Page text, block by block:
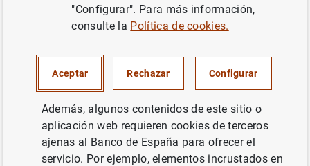
POLÍTICA MONETARIA SITUACIÓN ECONÓMICA
Evolución monetaria de la zona del euro:
julio 2007 (31KB)
"Configurar". Para más información,
consulte la Política de cookies.
Aceptar Rechazar Configurar
Además, algunos contenidos de este sitio o
aplicación web requieren cookies de terceros
ajenas al Banco de España para ofrecer el
servicio. Por ejemplo, elementos incrustados en